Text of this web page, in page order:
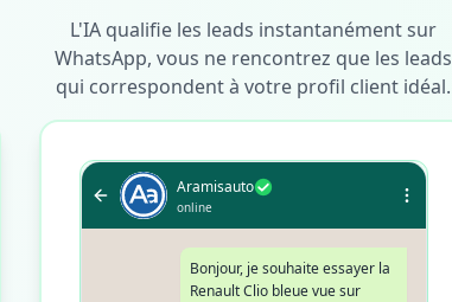
L'IA qualifie les leads instantanément sur
WhatsApp, vous ne rencontrez que les leads
qui correspondent à votre profil client idéal.
Aramisauto
online
Bonjour, je souhaite essayer la
Renault Clio bleue vue sur